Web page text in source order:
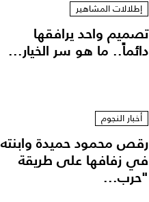
إطلالات المشاهير
تصميم واحد يرافقها
دائماً.. ما هو سر الخيار...
أخبار النجوم
رقص محمود حميدة وابنته
في زفافها على طريقة
"حرب...